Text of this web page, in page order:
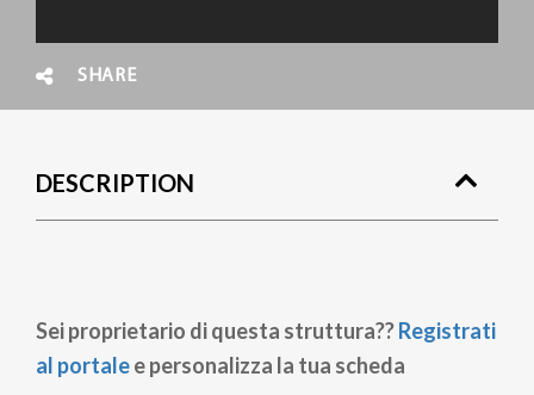
SHARE
DESCRIPTION
Sei proprietario di questa struttura??Registrati
al portalee personalizza la tua scheda